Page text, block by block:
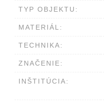
TYP OBJEKTU:
MATERIÁL:
TECHNIKA:
ZNAČENIE:
INŠTITÚCIA: